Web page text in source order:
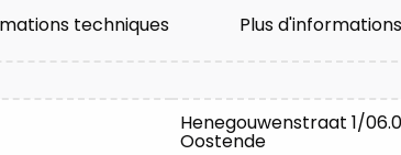
techniques Plus
Henegouwenstraat 1/
Oostende